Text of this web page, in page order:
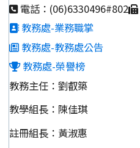
電話：(06)6330496#802
教務處-業務職掌
教務處-教務處公告
教務處-榮譽榜
教務主任：劉叡築
教學組長：陳佳琪
註冊組長：黃淑惠